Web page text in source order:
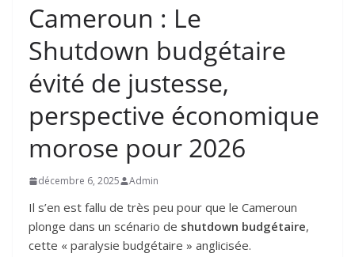
Cameroun : Le
Shutdown budgétaire
évité de justesse,
perspective économique
morose pour 2026
décembre 6, 2025 Admin
Il s’en est fallu de très peu pour que le Cameroun
plonge dans un scénario de shutdown budgétaire,
cette « paralysie budgétaire » anglicisée.